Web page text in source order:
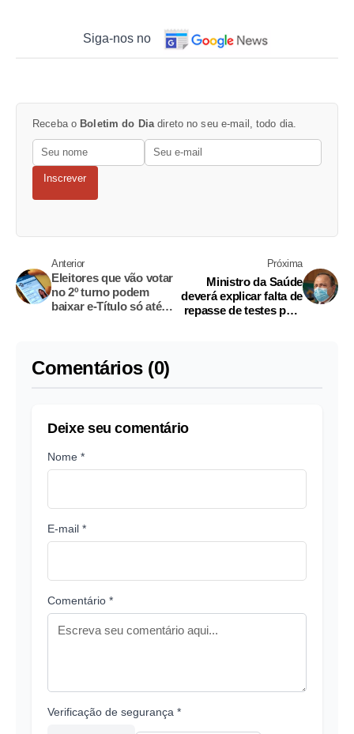
Siga-nos no
Receba o Boletim do Diadireto no seu e-mail, todo dia.
Inscrever
Anterior
Eleitores que vão votar
no 2º turno podem
baixar e-Título só até
Próxima
Ministro da Saúde
deverá explicar falta de
repasse de testes para
Comentários (0)
Deixe seu comentário
Nome *
E-mail *
Comentário *
Verificação de segurança *